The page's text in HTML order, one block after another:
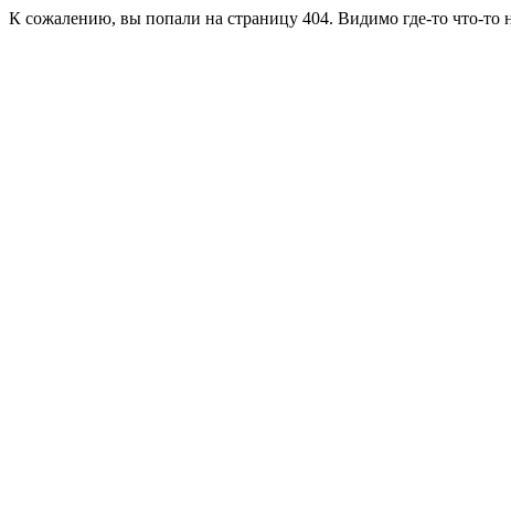
К сожалению, вы попали на страницу 404. Видимо где-то что-то